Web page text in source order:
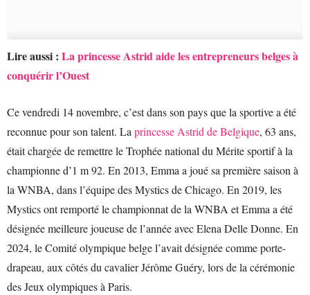
Lire aussi : La princesse Astrid aide les entrepreneurs belges à
conquérir l’Ouest
Ce vendredi 14 novembre, c’est dans son pays que la sportive a été
reconnue pour son talent. Laprincesse Astrid de Belgique, 63 ans,
était chargée de remettre le Trophée national du Mérite sportif à la
championne d’1 m 92. En 2013, Emma a joué sa première saison à
la WNBA, dans l’équipe des Mystics de Chicago. En 2019, les
Mystics ont remporté le championnat de la WNBA et Emma a été
désignée meilleure joueuse de l’année avec Elena Delle Donne. En
2024, le Comité olympique belge l’avait désignée comme porte-
drapeau, aux côtés du cavalier Jérôme Guéry, lors de la cérémonie
des Jeux olympiques à Paris.